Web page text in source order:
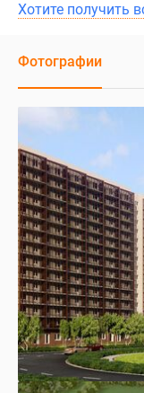
Хотите получить
Фотографии